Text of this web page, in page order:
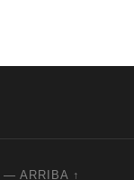
—ARRIBA ↑